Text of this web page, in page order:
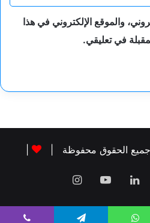
والموقع الإلكتروني في هذا
في تعليقي.
لينكدإن‫YouTubeانستقرام